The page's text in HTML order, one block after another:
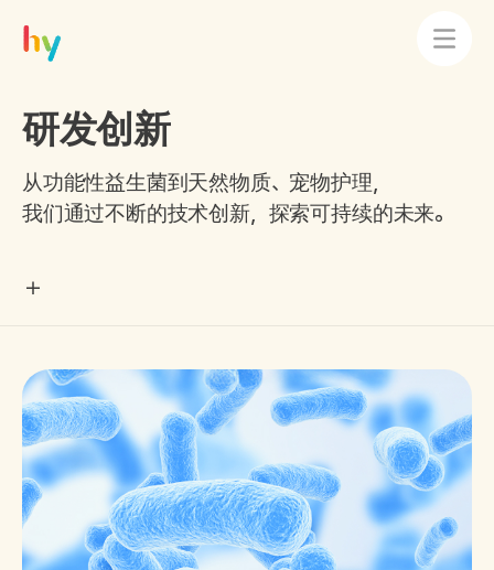
研发创新
从功能性益生菌到天然物质、宠物护理，
我们通过不断的技术创新，探索可持续的未来。